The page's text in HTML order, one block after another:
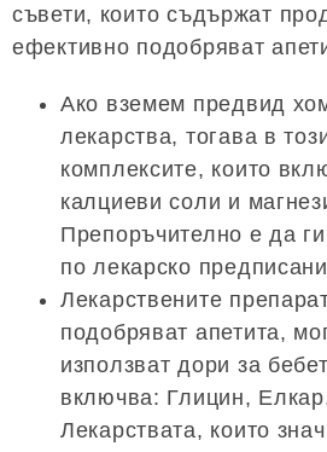
съвети, които съдържат
ефективно подобряват
Ако вземем предвид
лекарства, тогава в
комплексите, които
калциеви соли и
Препоръчително е да
по лекарско
Лекарствените
подобряват апетита,
използват дори за
включва: Глицин,
Лекарствата, които